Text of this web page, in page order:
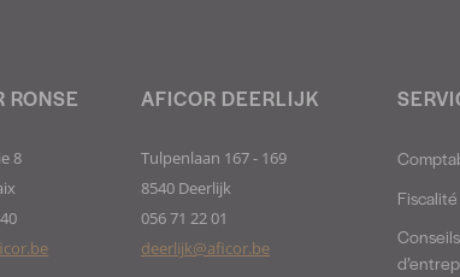
Fiscalité
AFICOR DEERLIJK
Tulpenlaan 167 - 169
8540 Deerlijk
056 71 22 01
deerlijk@aficor.be
RONSE
8